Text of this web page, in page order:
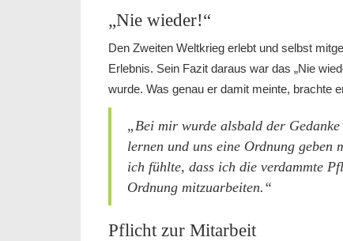
„Nie wieder!“
Den Zweiten Weltkrieg erlebt und selbst
Erlebnis. Sein Fazit daraus war das „Nie
wurde. Was genau er damit meinte, brachte
„Bei mir wurde alsbald der
lernen und uns eine Ordnung
ich fühlte, dass ich die verdammte
Ordnung mitzuarbeiten.“
Pflicht zur Mitarbeit